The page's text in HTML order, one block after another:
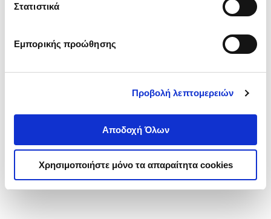
Στατιστικά
Εμπορικής προώθησης
Προβολή λεπτομερειών
Αποδοχή Όλων
Χρησιμοποιήστε μόνο τα απαραίτητα cookies